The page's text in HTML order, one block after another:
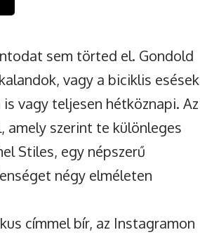
sem törted el. Gondold
vagy a biciklis esések
vagy teljesen hétköznapi. Az
szerint te különleges
Stiles, egy népszerű
négy elméleten
címmel bír, az Instagramon